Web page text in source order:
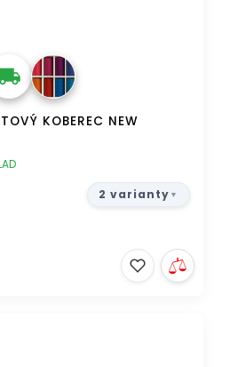
KOBEREC NEW
2 varianty